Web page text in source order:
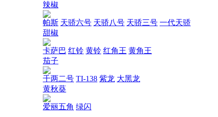
辣椒
帕斯 天骄六号 天骄八号 天骄三号 一代天骄
甜椒
卡萨巴 红铃 黄铃 红角王 黄角王
茄子
千两二号 TI-138 紫龙 大黑龙
黄秋葵
爱丽五角 绿闪